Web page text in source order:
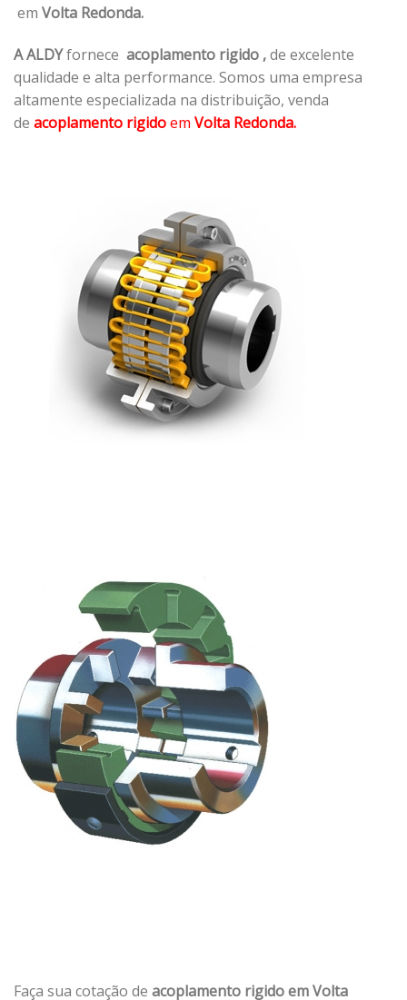
em Volta Redonda.
A ALDYfornece acoplamento rigido ,de excelente
qualidade e alta performance. Somos uma empresa
altamente especializada na distribuição, venda
de acoplamento rigidoem Volta Redonda.
Faça sua cotação de acoplamento rigido em Volta